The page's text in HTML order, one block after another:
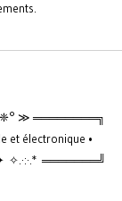
≫ ════════╗
et électronique •
✧.·:·.* ═══════╝